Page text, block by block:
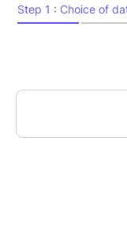
la concentration,
atteignent leur
contrebassiste au
en y infusant